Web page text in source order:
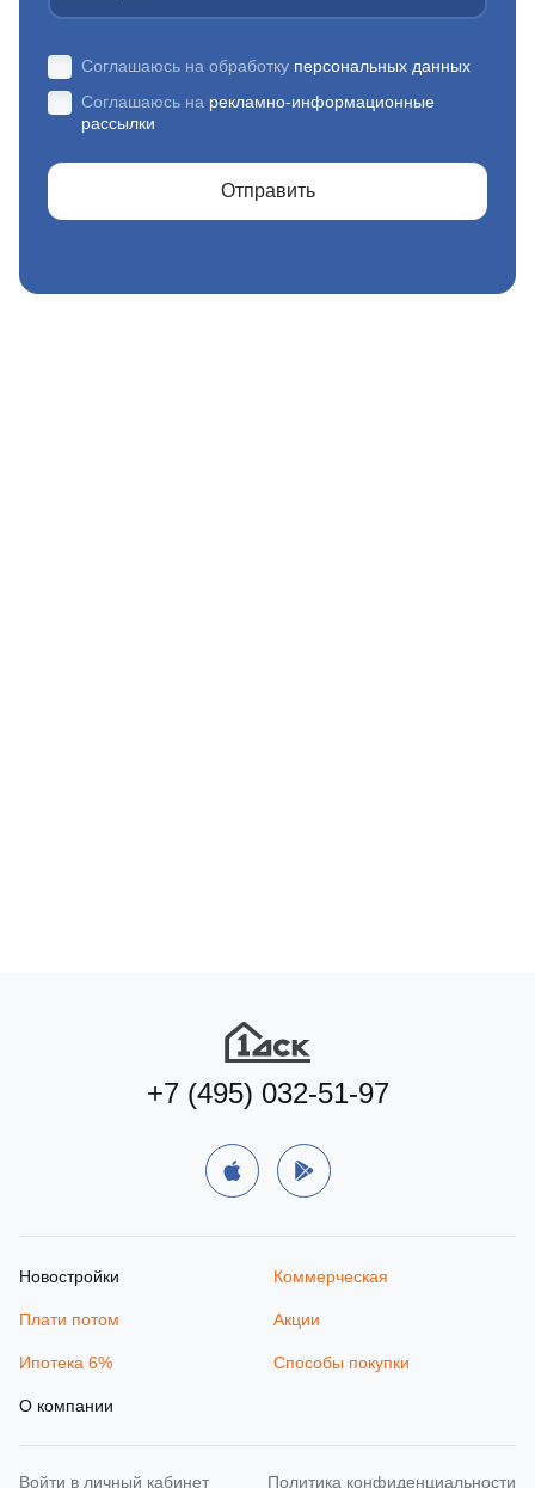
Соглашаюсь на обработку персональных данных
Соглашаюсь на рекламно-информационные
рассылки
Отправить
от 1‑го ДСК
Смотреть все
+7 (495) 032-51-97
Новостройки Коммерческая
Плати потом Акции
Ипотека 6% Способы покупки
О компании
Политика конфиденциальности
Войти в личный кабинет